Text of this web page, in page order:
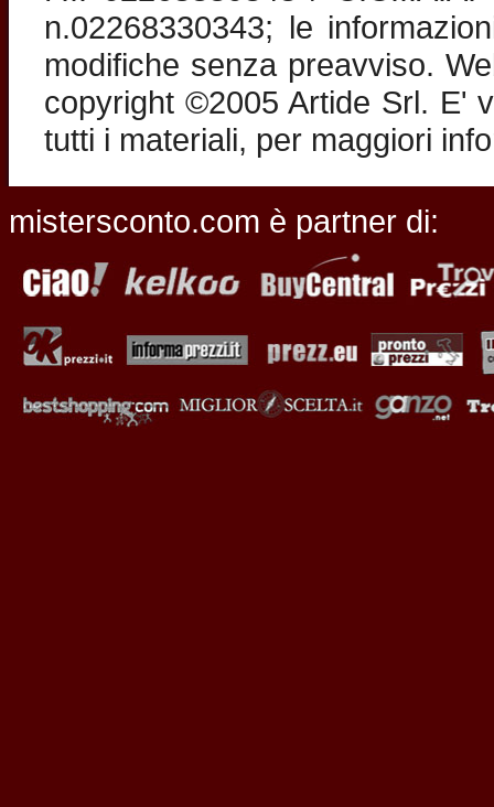
n.02268330343; le
modifiche senza preavviso.
copyright ©2005 Artide Srl. E'
tutti i materiali, per maggiori
mistersconto.com è partner di: